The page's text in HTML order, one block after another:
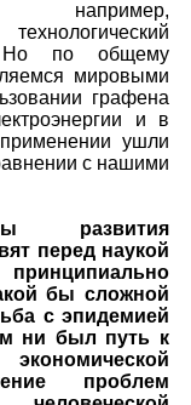
например,
Но по общему
мировыми
графена
и в
ушли
с нашими
развития
перед наукой
бы сложной
с эпидемией
ни был путь к
проблем